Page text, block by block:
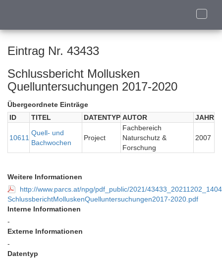
Toggle
Eintrag Nr. 43433
Schlussbericht Mollusken
Quelluntersuchungen 2017-2020
Übergeordnete Einträge
ID
TITEL DATENTYP AUTOR JAHR
10611
Quell- und
Bachwochen
Project
Fachbereich
Naturschutz &
Forschung
2007
Weitere Informationen
http://www.parcs.at/npg/pdf_public/2021/
SchlussberichtMolluskenQuelluntersuchungen2017-2020.pdf
Interne Informationen
-
Externe Informationen
-
Datentyp